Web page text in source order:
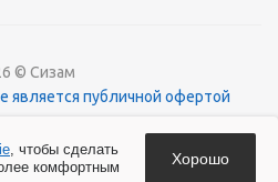
© Сизам
является публичной офертой
персональных данных
Cookies
, чтобы сделать
комфортным
Хорошо